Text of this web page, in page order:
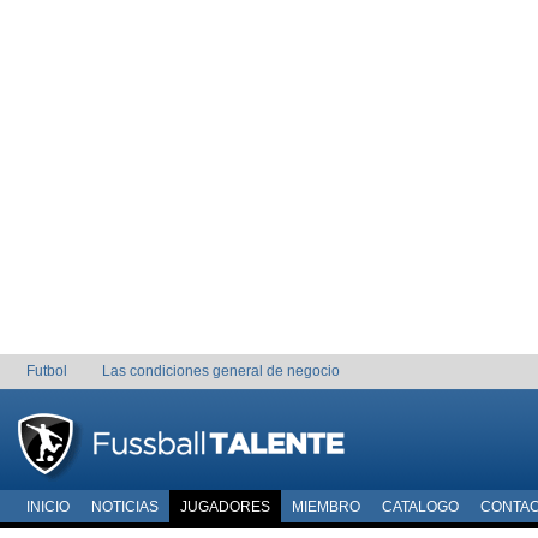
Futbol Las condiciones general de negocio
INICIO NOTICIAS JUGADORES MIEMBRO CATALOGO